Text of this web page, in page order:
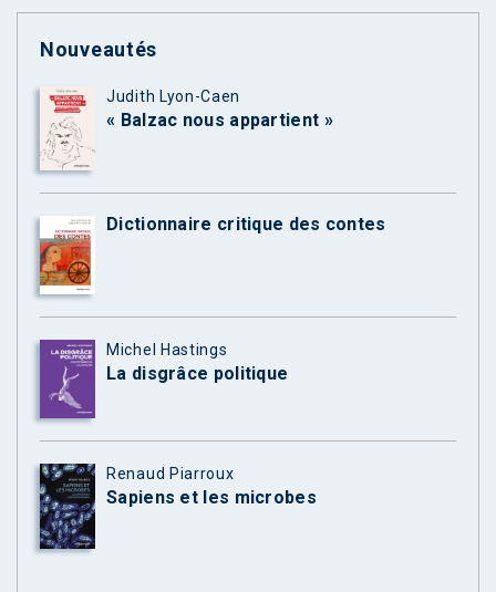
Nouveautés
Judith Lyon-Caen
« Balzac nous appartient »
Dictionnaire critique des contes
Michel Hastings
La disgrâce politique
Renaud Piarroux
Sapiens et les microbes